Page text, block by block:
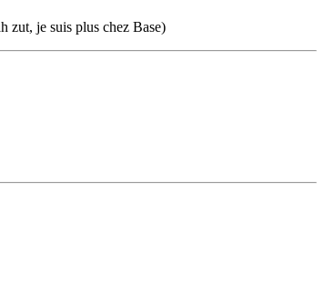
zut, je suis plus chez Base)